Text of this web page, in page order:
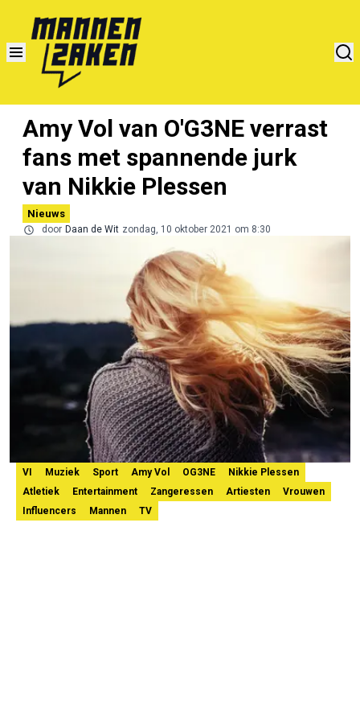
Amy Vol van O'G3NE verrast
fans met spannende jurk
van Nikkie Plessen
Nieuws
door Daan de Wit zondag, 10 oktober 2021 om 8:30
VI Muziek Sport Amy Vol OG3NE
Nikkie Plessen
Atletiek
Entertainment Zangeressen Artiesten
Vrouwen
Influencers
Mannen TV